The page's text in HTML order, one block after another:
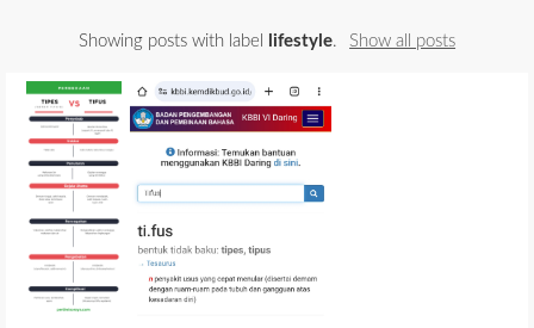
GARDENING
CULINARY
TRAVELING
PARENTING
Showing posts with label lifestyle. Show all posts